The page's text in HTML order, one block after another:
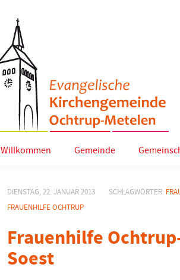
Willkommen Gemeinde
DIENSTAG, 22. JANUAR 2013 SCHLAGWÖRTER:
FRAUENHILFE OCHTRUP
Frauenhilfe
Soest